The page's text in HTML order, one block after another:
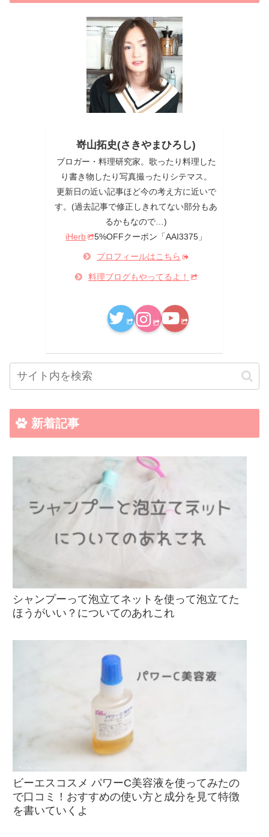
嵜山拓史(さきやまひろし)
ブロガー・料理研究家。歌ったり料理した
り書き物したり写真撮ったりシテマス。
更新日の近い記事ほど今の考え方に近いで
す。(過去記事で修正しきれてない部分もあ
るかもなので…)
iHerb
5%OFFクーポン「AAI3375」
プロフィールはこちら
料理ブログもやってるよ！
新着記事
シャンプーって泡立てネットを使って泡立てた
ほうがいい？についてのあれこれ
ビーエスコスメ パワーC美容液を使ってみたの
で口コミ！おすすめの使い方と成分を見て特徴
を書いていくよ